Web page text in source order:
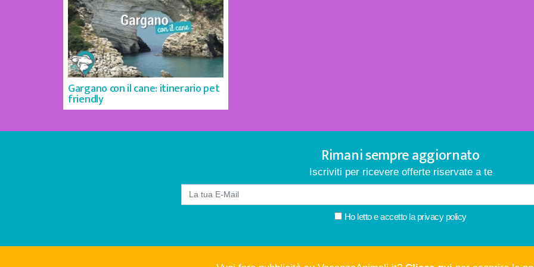
Gargano con il cane: itinerario pet
friendly
Rimani sempre aggiornato
Iscriviti per ricevere offerte riservate a te
Ho letto e accetto la privacy policy